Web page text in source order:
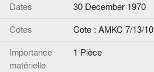
Dates
30 December 1970
Cotes
Cote : AMKC 7/13/10
Importance
matérielle
1 Pièce